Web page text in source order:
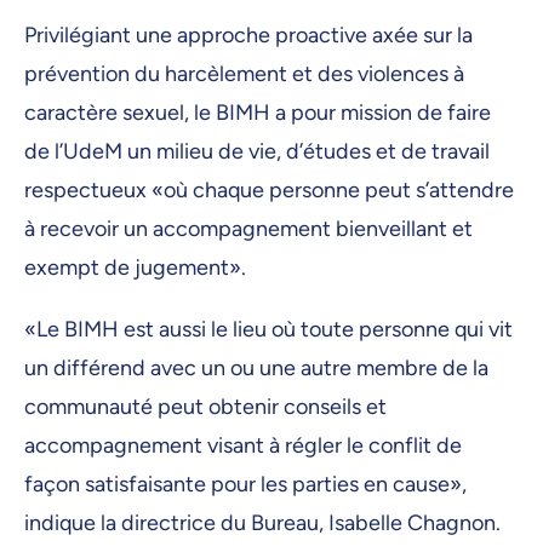
Privilégiant une approche proactive axée sur la
prévention du harcèlement et des violences à
caractère sexuel, le BIMH a pour mission de faire
de l’UdeM un milieu de vie, d’études et de travail
respectueux «où chaque personne peut s’attendre
à recevoir un accompagnement bienveillant et
exempt de jugement».
«Le BIMH est aussi le lieu où toute personne qui vit
un différend avec un ou une autre membre de la
communauté peut obtenir conseils et
accompagnement visant à régler le conflit de
façon satisfaisante pour les parties en cause»,
indique la directrice du Bureau, Isabelle Chagnon.